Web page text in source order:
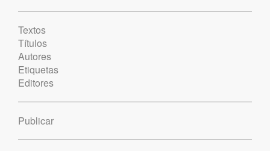
Textos
Títulos
Autores
Etiquetas
Editores
Publicar